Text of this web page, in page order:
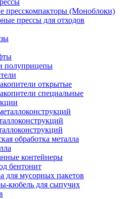
пресскомпакторы (Моноблоки)
прессы для отходов
полуприцепы
открытые
специальные
обработка металла
контейнеры
бентонит
для мусорных пакетов
кюбель для сыпучих